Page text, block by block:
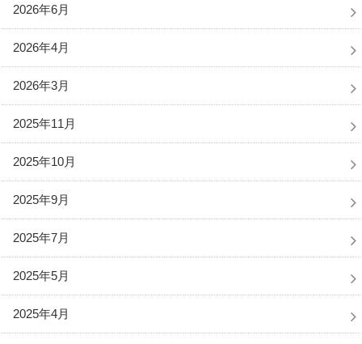
2026年6月
2026年4月
2026年3月
2025年11月
2025年10月
2025年9月
2025年7月
2025年5月
2025年4月